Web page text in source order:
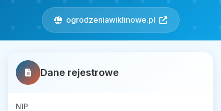
ogrodzeniawiklinowe.pl
Dane rejestrowe
NIP